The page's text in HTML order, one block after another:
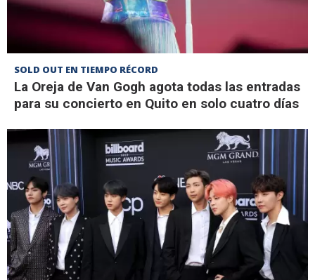
SOLD OUT EN TIEMPO RÉCORD
La Oreja de Van Gogh agota todas las entradas
para su concierto en Quito en solo cuatro días